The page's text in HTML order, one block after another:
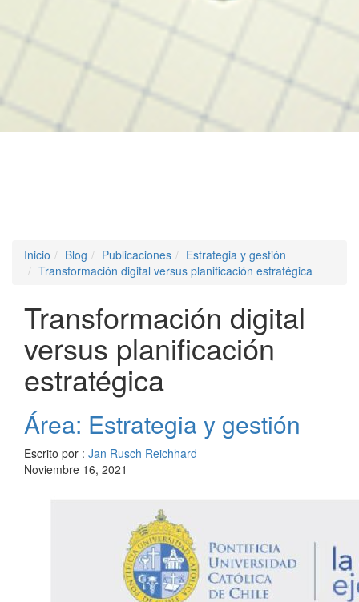
Inicio Blog Publicaciones
Estrategia y gestión
Transformación digital versus planificación estratégica
Transformación digital
versus planificación
estratégica
Área: Estrategia y gestión
Escrito por : Jan Rusch Reichhard
Noviembre 16, 2021